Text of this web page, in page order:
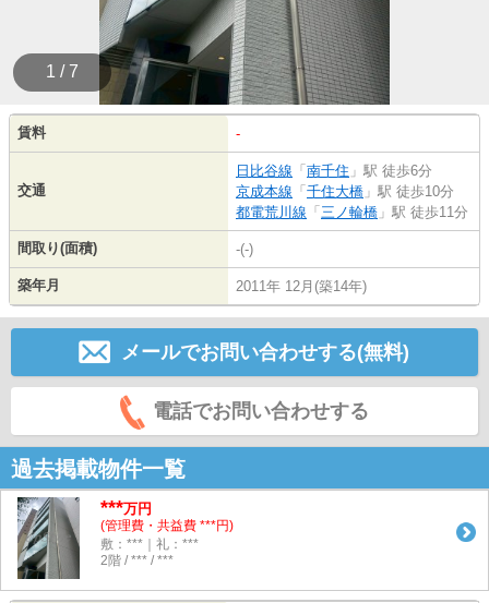
1 / 7
賃料 -
交通
日比谷線 「 南千住 」駅 徒歩6分
京成本線 「 千住大橋 」駅 徒歩10分
都電荒川線 「 三ノ輪橋 」駅 徒歩11分
間取り(面積) -(-)
築年月 2011年 12月(築14年)
メールでお問い合わせする(無料)
電話でお問い合わせする
過去掲載物件一覧
***万円
(管理費・共益費 ***円)
敷：***｜礼：***
2階 / *** / ***